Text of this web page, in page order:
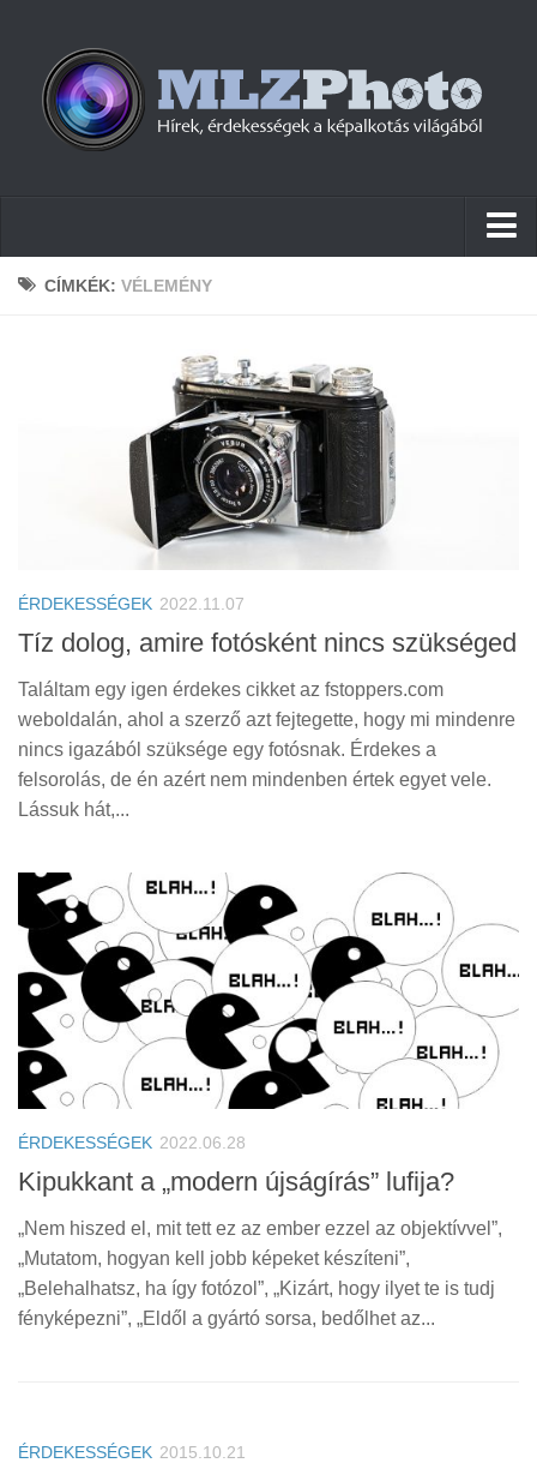
Hírek
Érdekességek
Helyszíni Riport
E-BB
CÍMKÉK: VÉLEMÉNY
ÉRDEKESSÉGEK 2022.11.07
Tíz dolog, amire fotósként nincs szükséged
Találtam egy igen érdekes cikket az fstoppers.com
weboldalán, ahol a szerző azt fejtegette, hogy mi mindenre
nincs igazából szüksége egy fotósnak. Érdekes a
felsorolás, de én azért nem mindenben értek egyet vele.
Lássuk hát,...
ÉRDEKESSÉGEK 2022.06.28
Kipukkant a „modern újságírás” lufija?
„Nem hiszed el, mit tett ez az ember ezzel az objektívvel”,
„Mutatom, hogyan kell jobb képeket készíteni”,
„Belehalhatsz, ha így fotózol”, „Kizárt, hogy ilyet te is tudj
fényképezni”, „Eldől a gyártó sorsa, bedőlhet az...
ÉRDEKESSÉGEK 2015.10.21